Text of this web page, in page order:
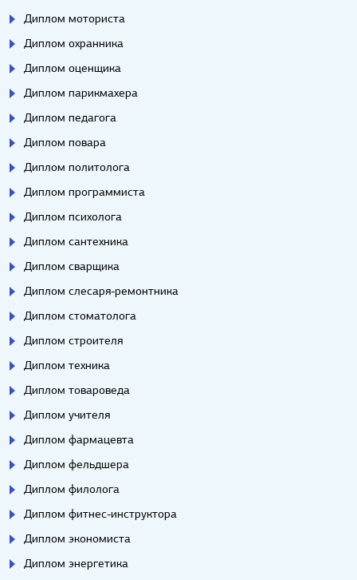
Диплом моториста
Диплом охранника
Диплом оценщика
Диплом парикмахера
Диплом педагога
Диплом повара
Диплом политолога
Диплом программиста
Диплом психолога
Диплом сантехника
Диплом сварщика
Диплом слесаря-ремонтника
Диплом стоматолога
Диплом строителя
Диплом техника
Диплом товароведа
Диплом учителя
Диплом фармацевта
Диплом фельдшера
Диплом филолога
Диплом фитнес-инструктора
Диплом экономиста
Диплом энергетика